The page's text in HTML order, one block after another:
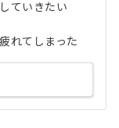
ていきたい
れてしまった